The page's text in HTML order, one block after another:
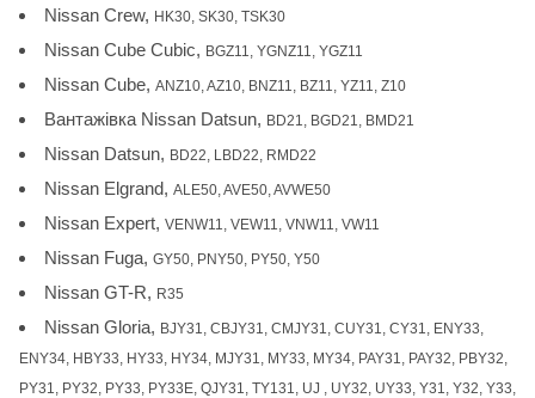
Nissan Crew, HK30, SK30, TSK30
Nissan Cube Cubic, BGZ11, YGNZ11, YGZ11
Nissan Cube, ANZ10, AZ10, BNZ11, BZ11, YZ11, Z10
Вантажівка Nissan Datsun, BD21, BGD21, BMD21
Nissan Datsun, BD22, LBD22, RMD22
Nissan Elgrand, ALE50, AVE50, AVWE50
Nissan Expert, VENW11, VEW11, VNW11, VW11
Nissan Fuga, GY50, PNY50, PY50, Y50
Nissan GT-R, R35
Nissan Gloria, BJY31, CBJY31, CMJY31, CUY31, CY31, ENY33,
ENY34, HBY33, HY33, HY34, MJY31, MY33, MY34, PAY31, PAY32, PBY32,
PY31, PY32, PY33, PY33E, QJY31, TY131, UJ , UY32, UY33, Y31, Y32, Y33,